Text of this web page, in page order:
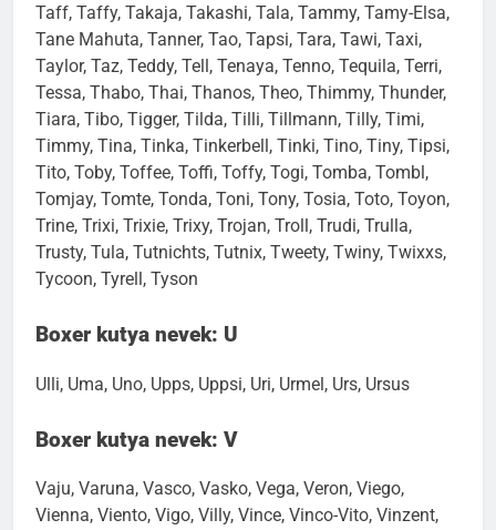
Taff, Taffy, Takaja, Takashi, Tala, Tammy, Tamy-Elsa,
Tane Mahuta, Tanner, Tao, Tapsi, Tara, Tawi, Taxi,
Taylor, Taz, Teddy, Tell, Tenaya, Tenno, Tequila, Terri,
Tessa, Thabo, Thai, Thanos, Theo, Thimmy, Thunder,
Tiara, Tibo, Tigger, Tilda, Tilli, Tillmann, Tilly, Timi,
Timmy, Tina, Tinka, Tinkerbell, Tinki, Tino, Tiny, Tipsi,
Tito, Toby, Toffee, Toffi, Toffy, Togi, Tomba, Tombl,
Tomjay, Tomte, Tonda, Toni, Tony, Tosia, Toto, Toyon,
Trine, Trixi, Trixie, Trixy, Trojan, Troll, Trudi, Trulla,
Trusty, Tula, Tutnichts, Tutnix, Tweety, Twiny, Twixxs,
Tycoon, Tyrell, Tyson
Boxer kutya nevek: U
Ulli, Uma, Uno, Upps, Uppsi, Uri, Urmel, Urs, Ursus
Boxer kutya nevek: V
Vaju, Varuna, Vasco, Vasko, Vega, Veron, Viego,
Vienna, Viento, Vigo, Villy, Vince, Vinco-Vito, Vinzent,